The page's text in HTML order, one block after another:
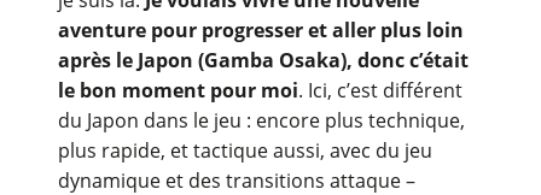
aventure pour progresser et aller plus loin
après le Japon (Gamba Osaka), donc c’était
le bon moment pour moi. Ici, c’est différent
du Japon dans le jeu : encore plus technique,
plus rapide, et tactique aussi, avec du jeu
dynamique et des transitions attaque –